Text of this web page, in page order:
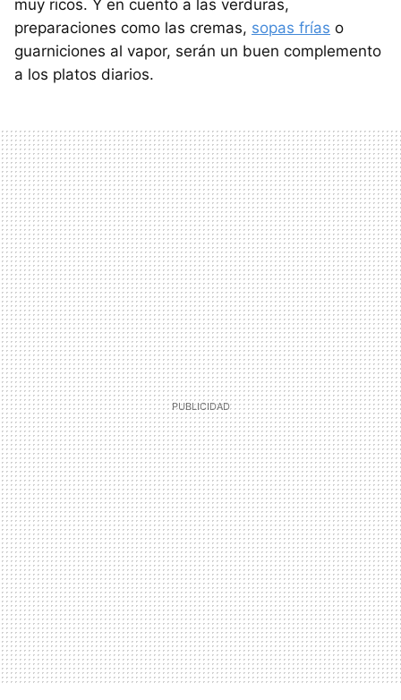
muy ricos. Y en cuento a las verduras,
preparaciones como las cremas, sopas frías o
guarniciones al vapor, serán un buen complemento
a los platos diarios.